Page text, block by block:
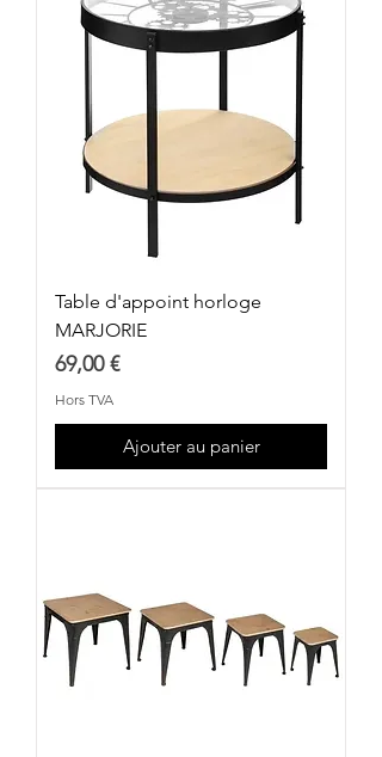
Table d'appoint horloge
MARJORIE
Prix
69,00 €
Hors TVA
Ajouter au panier